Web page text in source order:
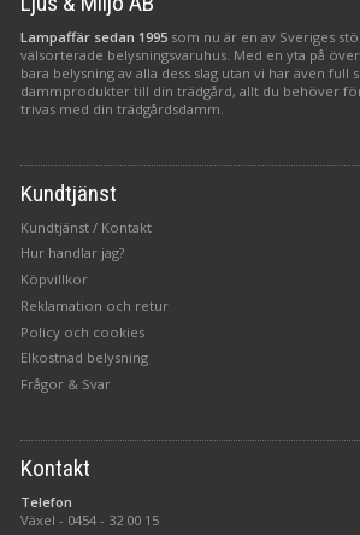
Lampaffär sedan 1995 som nu är en av Sveriges
välsorterade belysningsvaruhus. Med en yta på
bara belysning av alla dess slag utan vi har även full
dammprodukter till din trädgård, allt du behöver
trivas med din trädgårdsdamm.
Kundtjänst
Kundtjänst / Kontakt
Hur handlar jag?
Köpvillkor
Reklamation och retur
Policy och cookies
Elkostnad belysning
Frågor & Svar
Kontakt
Telefon
Växel - 0454 - 32 00 15